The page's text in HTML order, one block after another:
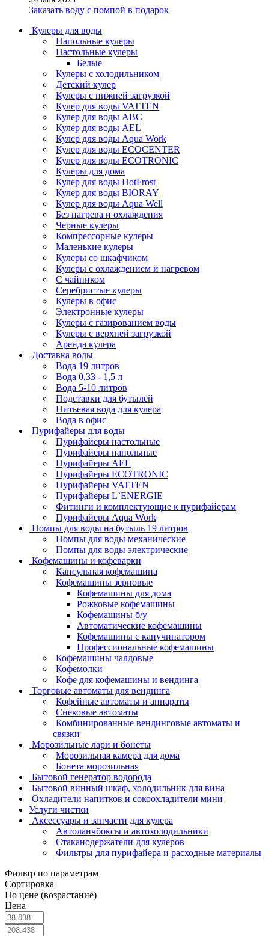
Заказать воду с помпой в подарок
Кулеры для воды
Напольные кулеры
Настольные кулеры
Белые
Кулеры с холодильником
Детский кулер
Кулеры с нижней загрузкой
Кулер для воды VATTEN
Кулер для воды ABC
Кулер для воды AEL
Кулер для воды Aqua Work
Кулер для воды ECOCENTER
Кулер для воды ECOTRONIC
Кулеры для дома
Кулер для воды HotFrost
Кулер для воды BIORAY
Кулер для воды Aqua Well
Без нагрева и охлаждения
Черные кулеры
Компрессорные кулеры
Маленькие кулеры
Кулеры со шкафчиком
Кулеры с охлаждением и нагревом
С чайником
Серебристые кулеры
Кулеры в офис
Электронные кулеры
Кулеры с газированием воды
Кулеры с верхней загрузкой
Аренда кулера
Доставка воды
Вода 19 литров
Вода 0,33 - 1,5 л
Вода 5-10 литров
Подставки для бутылей
Питьевая вода для кулера
Вода в офис
Пурифайеры для воды
Пурифайеры настольные
Пурифайеры напольные
Пурифайеры AEL
Пурифайеры ECOTRONIC
Пурифайеры VATTEN
Пурифайеры L`ENERGIE
Фитинги и комплектующие к пурифайерам
Пурифайеры Aqua Work
Помпы для воды на бутыль 19 литров
Помпы для воды механические
Помпы для воды электрические
Кофемашины и кофеварки
Капсульная кофемашина
Кофемашины зерновые
Кофемашины для дома
Рожковые кофемашины
Кофемашины б/у
Автоматические кофемашины
Кофемашины с капучинатором
Профессиональные кофемашины
Кофемашины чалдовые
Кофемолки
Кофе для кофемашины и вендинга
Торговые автоматы для вендинга
Кофейные автоматы и аппараты
Снековые автоматы
Комбинированные вендинговые автоматы и
связки
Морозильные лари и бонеты
Морозильная камера для дома
Бонета морозильная
Бытовой генератор водорода
Бытовой винный шкаф, холодильник для вина
Охладители напитков и сокоохладители мини
Услуги чистки
Аксессуары и запчасти для кулера
Автоланчбоксы и автохолодильники
Стаканодержатели для кулеров
Фильтры для пурифайера и расходные материалы
Фильтр по параметрам
Сортировка
По цене (возрастание)
Цена